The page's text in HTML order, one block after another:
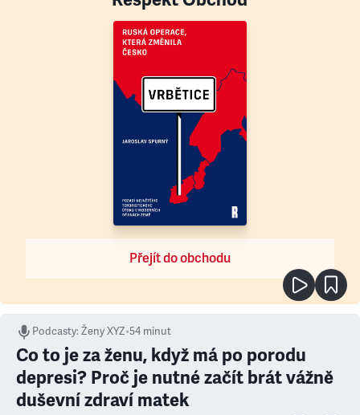
Přejít do obchodu
Podcasty:Ženy XYZ•54 minut
Co to je za ženu, když má po porodu
depresi? Proč je nutné začít brát vážně
duševní zdraví matek